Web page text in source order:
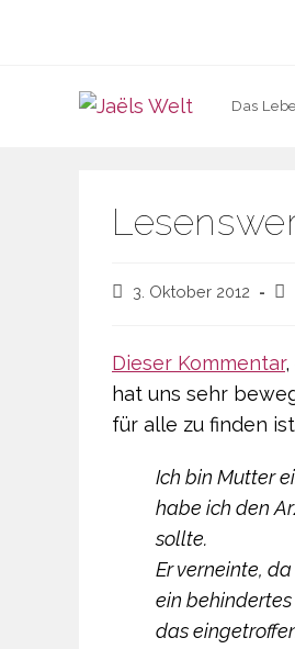
Das
Beitrag
3. Oktober 2012
Dieser Kommentar,
hat uns sehr
für alle zu finden
Ich bin Mutter
habe ich den
sollte.
Er verneinte,
ein
das